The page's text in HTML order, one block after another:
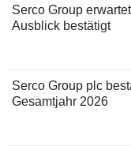
Serco Group
Ausblick bestätigt
Serco Group plc
Gesamtjahr 2026